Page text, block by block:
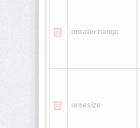
onratechange
onresize